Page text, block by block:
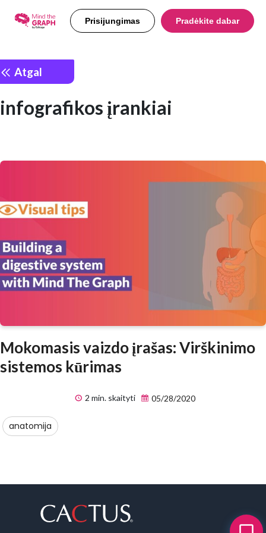
Prisijungimas Pradėkite dabar
Atgal
infografikos įrankiai
Mokomasis vaizdo įrašas: Virškinimo
sistemos kūrimas
2 min. skaityti 05/28/2020
anatomija